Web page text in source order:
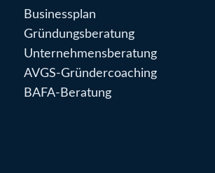
Businessplan
Gründungsberatung
Unternehmensberatung
AVGS-Gründercoaching
BAFA-Beratung